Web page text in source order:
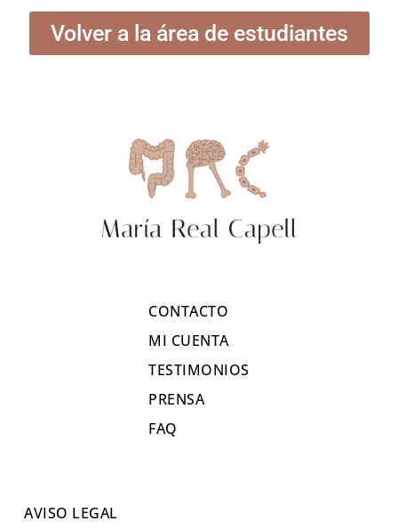
Volver a la área de estudiantes
CONTACTO
MI CUENTA
TESTIMONIOS
PRENSA
FAQ
AVISO LEGAL